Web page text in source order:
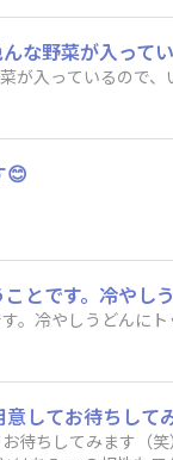
が入っているので
😊
。冷やしうどんに
待ちしてみます（